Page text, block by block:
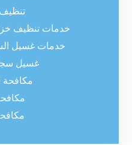
خدمات تنظيف
خدمات غسيل
غسيل
مكافحة